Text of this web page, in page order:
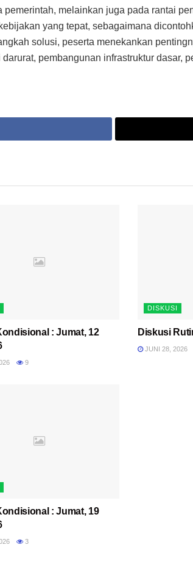
melainkan juga pada rantai
yang tepat, sebagaimana
solusi, peserta menekankan
pembangunan infrastruktur dasar,
: Jumat, 12
9
DISKUSI
Diskusi
JUNI 28, 2026
: Jumat, 19
3